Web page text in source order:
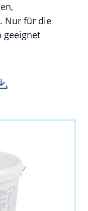
Nur für die
geeignet